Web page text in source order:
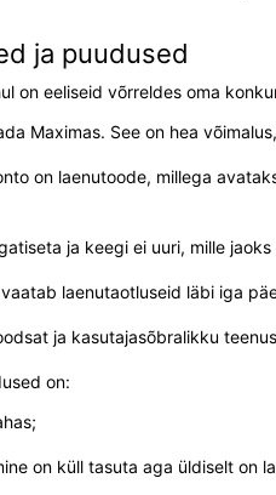
ja puudused
on eeliseid võrreldes oma
Maximas. See on hea
on laenutoode, millega
ja keegi ei uuri, mille jaoks
laenutaotluseid läbi iga
ja kasutajasõbralikku
on:
on küll tasuta aga üldiselt on